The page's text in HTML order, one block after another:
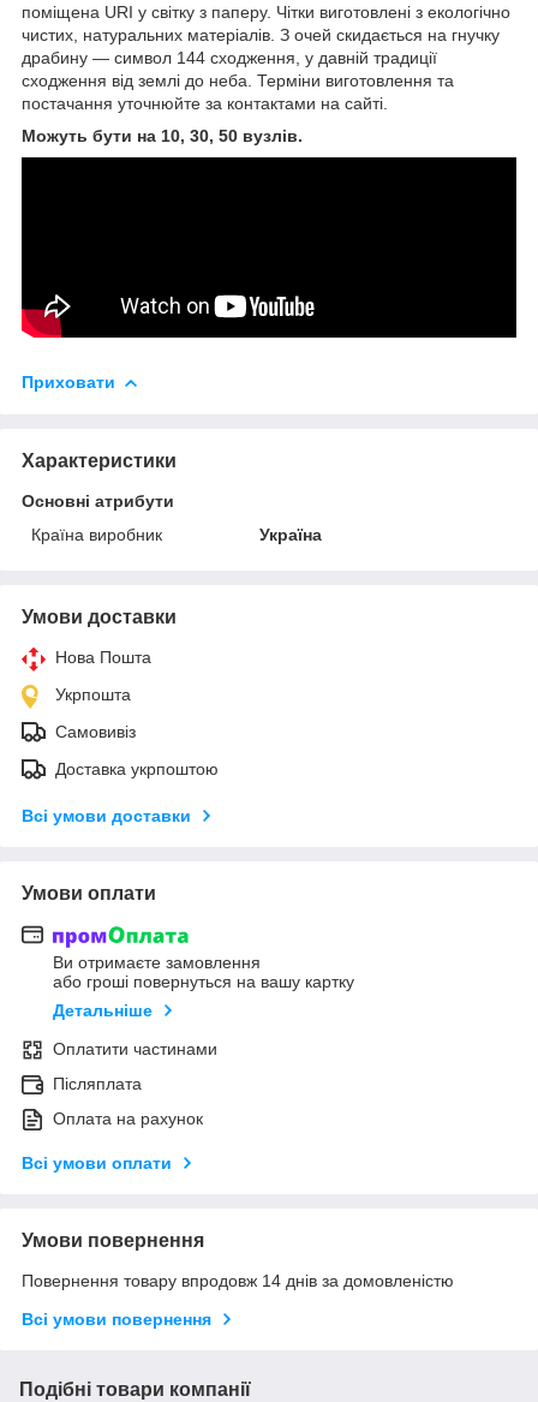
поміщена URI у світку з паперу. Чітки виготовлені з екологічно
чистих, натуральних матеріалів. З очей скидається на гнучку
драбину — символ 144 сходження, у давній традиції
сходження від землі до неба. Терміни виготовлення та
постачання уточнюйте за контактами на сайті.
Можуть бути на 10, 30, 50 вузлів.
Приховати
Характеристики
Основні атрибути
Країна виробник
Україна
Умови доставки
Нова Пошта
Укрпошта
Самовивіз
Доставка укрпоштою
Всі умови доставки
Умови оплати
Ви отримаєте замовлення
або гроші повернуться на вашу картку
Детальніше
Оплатити частинами
Післяплата
Оплата на рахунок
Всі умови оплати
Умови повернення
Повернення товару впродовж 14 днів за домовленістю
Всі умови повернення
Подібні товари компанії